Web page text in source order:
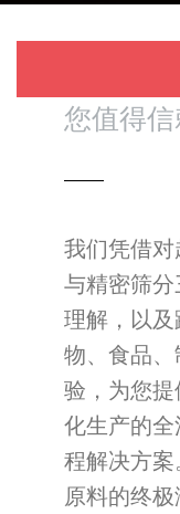
您值得
我们凭借
与精密筛分
理解，以
物、食品
验，为您
化生产的
程解决方
原料的终